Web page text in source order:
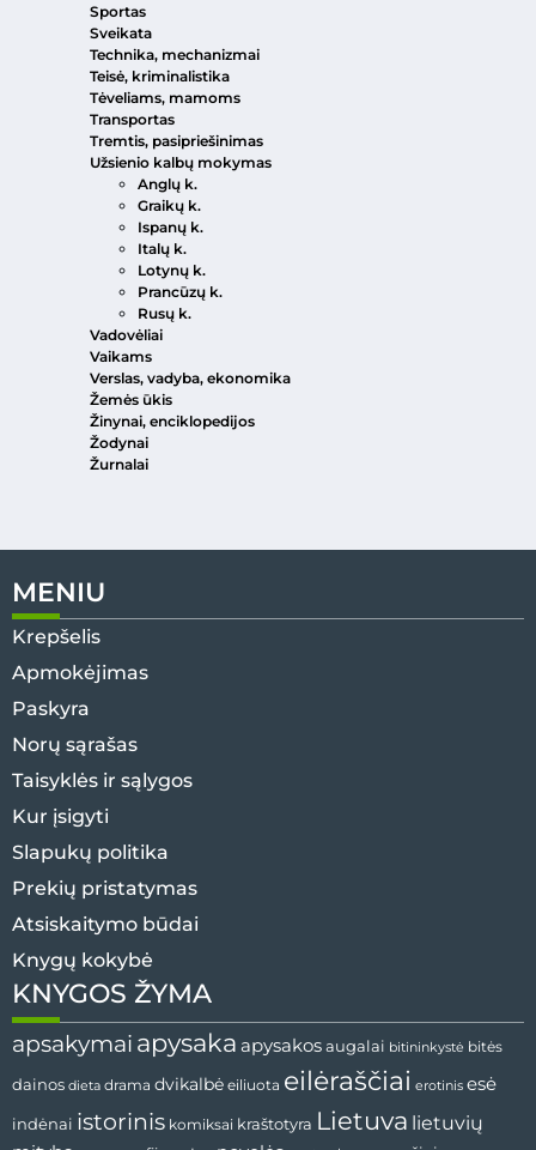
Sportas
Sveikata
Technika, mechanizmai
Teisė, kriminalistika
Tėveliams, mamoms
Transportas
Tremtis, pasipriešinimas
Užsienio kalbų mokymas
Anglų k.
Graikų k.
Ispanų k.
Italų k.
Lotynų k.
Prancūzų k.
Rusų k.
Vadovėliai
Vaikams
Verslas, vadyba, ekonomika
Žemės ūkis
Žinynai, enciklopedijos
Žodynai
Žurnalai
MENIU
Krepšelis
Apmokėjimas
Paskyra
Norų sąrašas
Taisyklės ir sąlygos
Kur įsigyti
Slapukų politika
Prekių pristatymas
Atsiskaitymo būdai
Knygų kokybė
KNYGOS ŽYMA
apsakymai apysaka apysakos augalai bitininkystė bitės
dainos dieta drama dvikalbė eiliuota eilėraščiai erotinis esė
indėnai istorinis komiksai kraštotyra Lietuva lietuvių